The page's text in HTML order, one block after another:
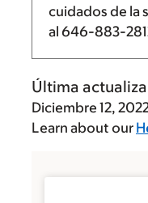
cuidados de la
al 646-883-
Última
Diciembre 12,
Learn about our